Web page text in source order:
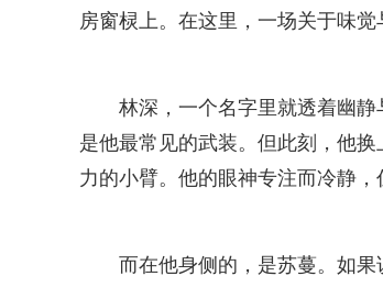
房窗棂上。在这里，一场关于味觉
林深，一个名字里就透着幽
是他最常见的武装。但此刻，他
力的小臂。他的眼神专注而冷静
而在他身侧的，是苏蔓。如